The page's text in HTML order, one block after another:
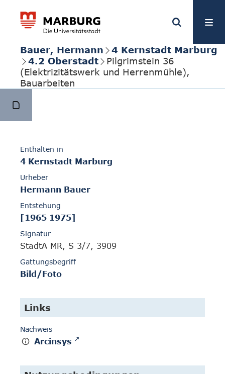
Bauer, Hermann
4 Kernstadt Marburg
4.2 Oberstadt
Pilgrimstein 36
(Elektrizitätswerk und Herrenmühle),
Bauarbeiten
Enthalten in
4 Kernstadt Marburg
Urheber
Hermann Bauer
Entstehung
[1965 1975]
Signatur
StadtA MR, S 3/7, 3909
Gattungsbegriff
Bild/Foto
Links
Nachweis
Arcinsys